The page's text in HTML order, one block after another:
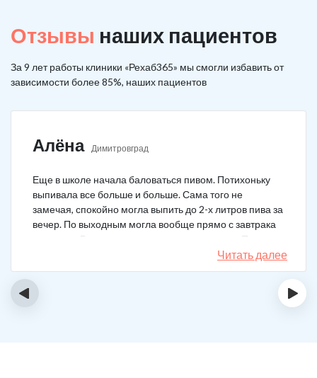
Отзывы наших пациентов
За 9 лет работы клиники «Рехаб365» мы смогли избавить от
зависимости более 85%, наших пациентов
Алёна Димитровград
Еще в школе начала баловаться пивом. Потихоньку
выпивала все больше и больше. Сама того не
замечая, спокойно могла выпить до 2-х литров пива за
вечер. По выходным могла вообще прямо с завтрака
выпивать. В клинику решила позвонить сама. Прошла
курс и уже год не принимаю алкоголь вообще никакой.
Читать далее
‹ ›